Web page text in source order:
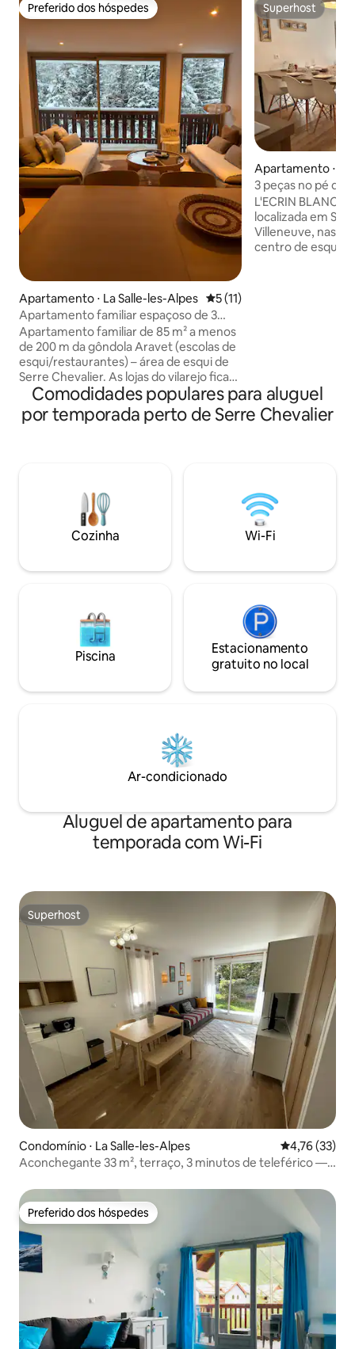
Preferido dos hóspedes
Preferido dos hóspedes
Apartamento ⋅ La Salle-les-Alpes 5 de uma avaliação média
5 (11)
Apartamento familiar espaçoso de 3
quartos · Aravet · Caminhe até as
encostas
Apartamento familiar de 85 m² a menos
de 200 m da gôndola Aravet (escolas de
esqui/restaurantes) – área de esqui de
Serre Chevalier. As lojas do vilarejo ficam
a poucos minutos a pé (padaria,
mercearia, restaurantes). Sala de estar
espaçosa e luminosa com uma cozinha
ensolarados nos Alpes, caminhadas,
ciclismo, natação no lago, rafting,
parques de aventura nas copas das
árvores (accrobranche)
Superhost
Superhost
Apartamento ⋅ La
lpes
3 peças no pé das
L'ECRIN BLANC acomodação de charme
localizada em
Villeneuve, nas
centro de esqui,
estadia. tarifa
Comodidades populares para aluguel
por temporada perto de Serre Chevalier
Cozinha Wi-Fi
Piscina
Estacionamento
gratuito no local
Ar-condicionado
Aluguel de apartamento para
temporada com Wi-Fi
Superhost
Superhost
Condomínio ⋅ La Salle-les-Alpes 4,76 de uma
4,76 (33)
Aconchegante 33 m², terraço, 3 minutos de teleférico —
Preferido dos hóspedes
Preferido dos hóspedes